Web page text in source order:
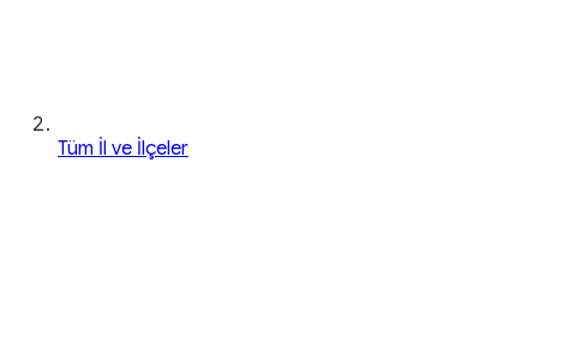
Tüm İl ve İlçeler